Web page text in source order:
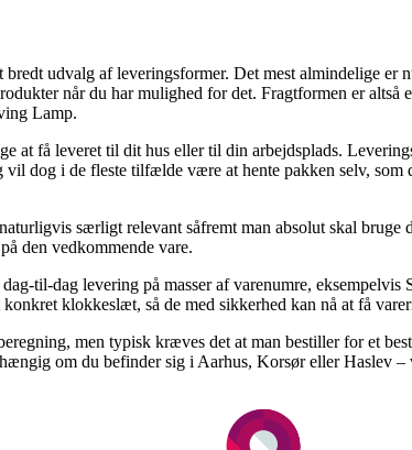
udvalg af leveringsformer. Det mest almindelige er
når du har mulighed for det. Fragtformen er altså
Lamp.
at få leveret til dit hus eller til din arbejdsplads.
vil dog i de fleste tilfælde være at hente pakken selv,
særligt relevant såfremt man absolut skal bruge
den vedkommende vare.
til-dag levering på masser af varenumre,
klokkeslæt, så de med sikkerhed kan nå at få
men typisk kræves det at man bestiller for et
om du befinder sig i Aarhus, Korsør eller Haslev